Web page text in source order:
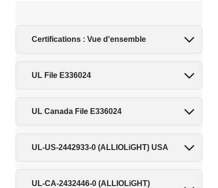
Certifications : Vue d'ensemble
UL File E336024
UL Canada File E336024
UL-US-2442933-0 (ALLIOLiGHT) USA
UL-CA-2432446-0 (ALLIOLiGHT)